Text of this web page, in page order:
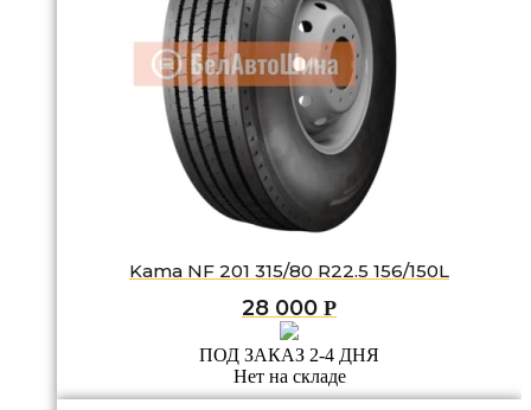
Kama NF 201 315/80 R22.5 156/150L
28 000 Р
ПОД ЗАКАЗ 2-4 ДНЯ
Нет на складе